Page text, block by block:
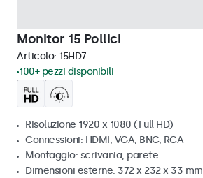
Monitor 15 Pollici
Articolo: 15HD7
100+ pezzi disponibili
Risoluzione 1920 x 1080 (Full HD)
Connessioni: HDMI, VGA, BNC, RCA
Montaggio: scrivania, parete
Dimensioni esterne: 372 x 232 x 33 mm